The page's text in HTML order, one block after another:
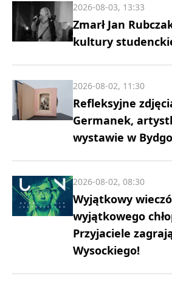
Zmarł Jan
kultury
2026-08-03, 13:33
Refleksyjne
Germanek,
wystawie w
2026-08-02, 11:30
Wyjątkowy
wyjątkowego
Przyjaciele
Wysockiego!
2026-08-02, 08:30